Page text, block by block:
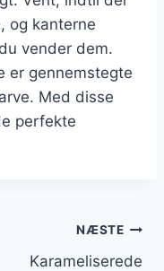
og kanterne
vender dem.
er gennemstegte
Med disse
perfekte
NÆSTE
Karameliserede